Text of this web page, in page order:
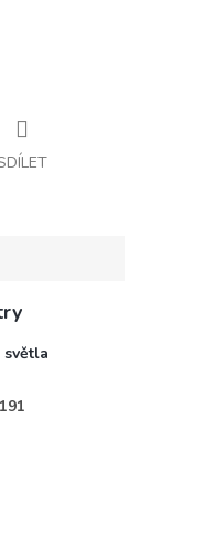
světla